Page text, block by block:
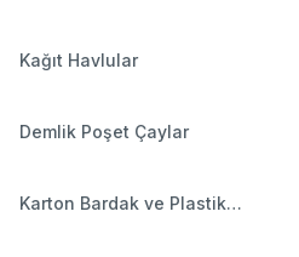
Kağıt Havlular
Demlik Poşet Çaylar
Karton Bardak ve Plastik